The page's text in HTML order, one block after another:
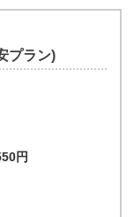
プラン)
円